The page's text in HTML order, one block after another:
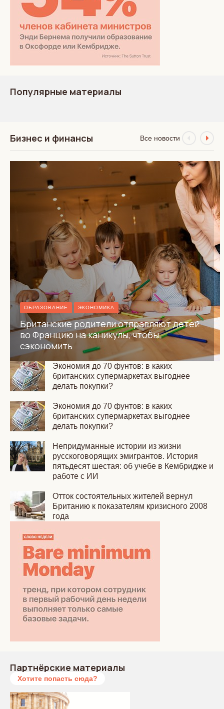
Популярные материалы
Бизнес и финансы Все новости
ОБРАЗОВАНИЕ ЭКОНОМИКА
Британские родители отправляют детей
во Францию на каникулы, чтобы
сэкономить
Экономия до 70 фунтов: в каких
британских супермаркетах выгоднее
делать покупки?
Экономия до 70 фунтов: в каких
британских супермаркетах выгоднее
делать покупки?
Непридуманные истории из жизни
русскоговорящих эмигрантов. История
пятьдесят шестая: об учебе в Кембридже и
работе с ИИ
Отток состоятельных жителей вернул
Британию к показателям кризисного 2008
года
Партнёрские материалы
Хотите попасть сюда?